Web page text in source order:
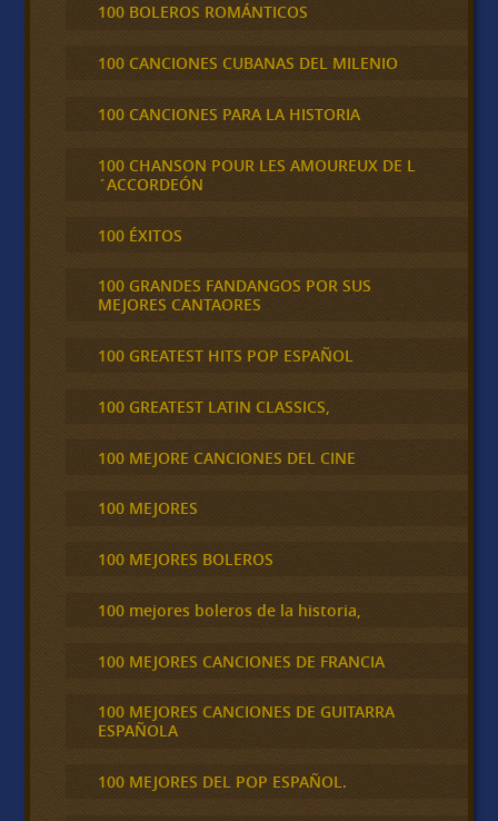
100 BOLEROS ROMÁNTICOS
100 CANCIONES CUBANAS DEL MILENIO
100 CANCIONES PARA LA HISTORIA
100 CHANSON POUR LES AMOUREUX DE L
´ACCORDEÓN
100 ÉXITOS
100 GRANDES FANDANGOS POR SUS
MEJORES CANTAORES
100 GREATEST HITS POP ESPAÑOL
100 GREATEST LATIN CLASSICS,
100 MEJORE CANCIONES DEL CINE
100 MEJORES
100 MEJORES BOLEROS
100 mejores boleros de la historia,
100 MEJORES CANCIONES DE FRANCIA
100 MEJORES CANCIONES DE GUITARRA
ESPAÑOLA
100 MEJORES DEL POP ESPAÑOL.